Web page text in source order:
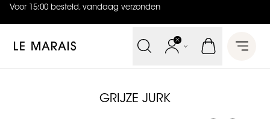
Voor 15:00 besteld, vandaag verzonden
4.9 uit5 (738 reviews)
Le Marais Open
GRIJZE JURK